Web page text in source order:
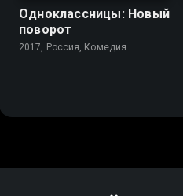
Одноклассницы: Новый
поворот
2017, Россия, Комедия